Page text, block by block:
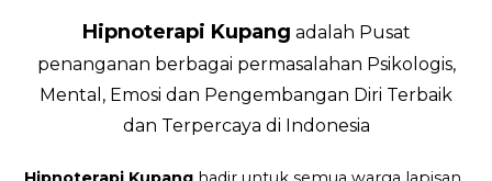
Hipnoterapi Kupang adalah Pusat
penanganan berbagai permasalahan Psikologis,
Mental, Emosi dan Pengembangan Diri Terbaik
dan Terpercaya di Indonesia